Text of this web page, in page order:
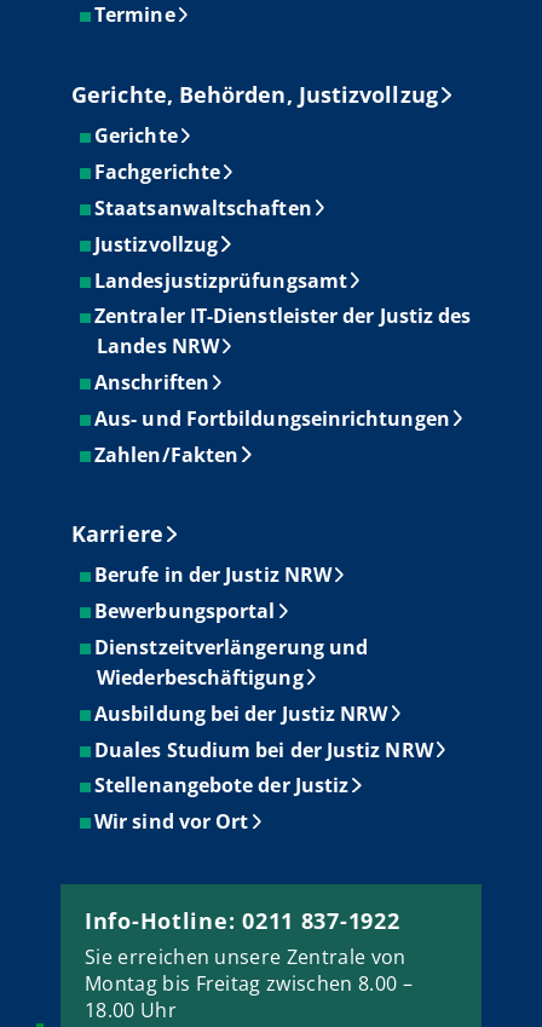
Termine
Gerichte, Behörden, Justizvollzug
Gerichte
Fachgerichte
Staatsanwaltschaften
Justizvollzug
Landesjustizprüfungsamt
Zentraler IT-Dienstleister der Justiz des
Landes NRW
Anschriften
Aus- und Fortbildungseinrichtungen
Zahlen/Fakten
Karriere
Berufe in der Justiz NRW
Bewerbungsportal
Dienstzeitverlängerung und
Wiederbeschäftigung
Ausbildung bei der Justiz NRW
Duales Studium bei der Justiz NRW
Stellenangebote der Justiz
Wir sind vor Ort
Info-Hotline: 0211 837-1922
Sie erreichen unsere Zentrale von
Montag bis Freitag zwischen 8.00 –
18.00 Uhr